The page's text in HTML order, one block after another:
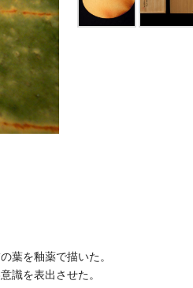
葉を釉薬で描いた。
識を表出させた。